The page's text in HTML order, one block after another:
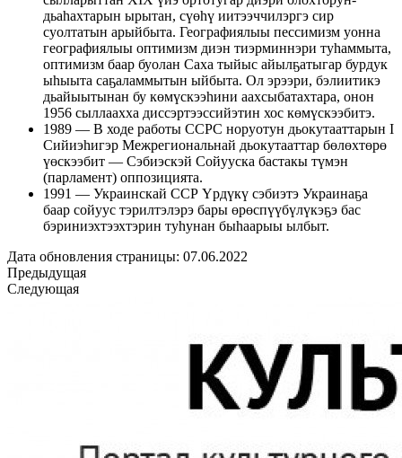
дьаһахтарын ырытан, сүөһү иитээччилэргэ сир
суолтатын арыйбыта. Географиялыы пессимизм уонна
географиялыы оптимизм диэн тиэрминнэри туһаммыта,
оптимизм баар буолан Саха тыйыс айылҕатыгар бурдук
ыһыыта саҕаламмытын ыйбыта. Ол эрээри, бэлиитикэ
дьайыытынан бу көмүскээһини аахсыбатахтара, онон
1956 сыллаахха диссэртээссийэтин хос көмүскээбитэ.
1989 — В ходе работы ССРС норуотун дьокутааттарын I
Сийиэһигэр Межрегиональнай дьокутааттар бөлөхтөрө
үөскээбит — Сэбиэскэй Сойууска бастакы түмэн
(парламент) оппозицията.
1991 — Украинскай ССР Үрдүкү сэбиэтэ Украинаҕа
баар сойуус тэрилтэлэрэ бары өрөспүүбүлүкэҕэ бас
бэриниэхтээхтэрин туһунан быһаарыы ылбыт.
Дата обновления страницы: 07.06.2022
Предыдущая
Следующая